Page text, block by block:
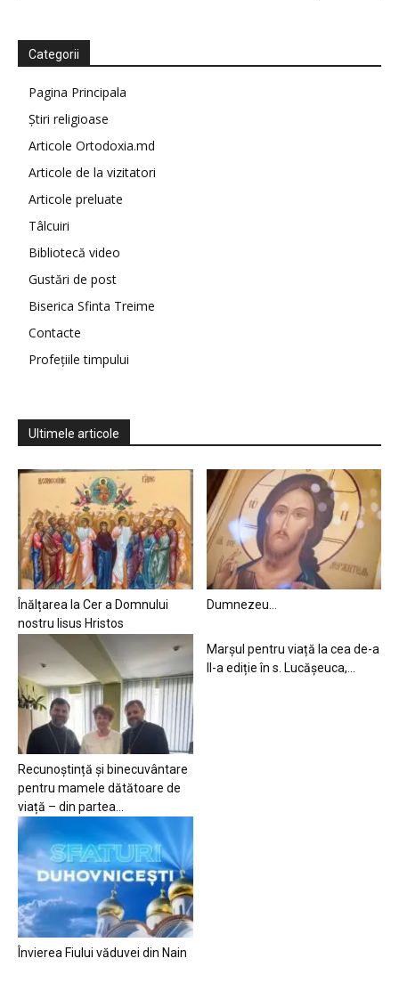
Categorii
Pagina Principala
Știri religioase
Articole Ortodoxia.md
Articole de la vizitatori
Articole preluate
Tâlcuiri
Bibliotecă video
Gustări de post
Biserica Sfinta Treime
Contacte
Profețiile timpului
Ultimele articole
Înălțarea la Cer a Domnului
nostru Iisus Hristos
Dumnezeu…
Recunoștință și binecuvântare
pentru mamele dătătoare de
viață – din partea...
Marșul pentru viață la cea de-a
II-a ediție în s. Lucășeuca,...
Învierea Fiului văduvei din Nain